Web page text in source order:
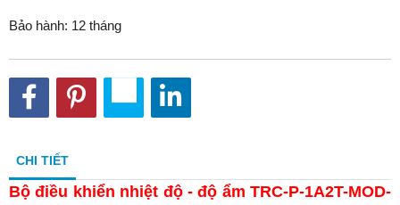
Bảo hành: 12 tháng
CHI TIẾT
Bộ điều khiển nhiệt độ - độ ẩm TRC-P-1A2T-MOD-